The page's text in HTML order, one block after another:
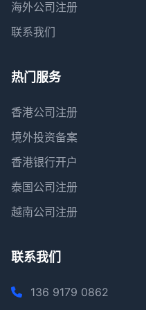
海外公司注册
联系我们
热门服务
香港公司注册
境外投资备案
香港银行开户
泰国公司注册
越南公司注册
联系我们
136 9179 0862